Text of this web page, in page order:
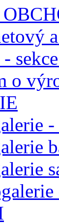
-
o